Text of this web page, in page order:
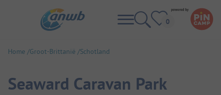
Home Groot-Brittanië Schotland
Seaward Caravan Park